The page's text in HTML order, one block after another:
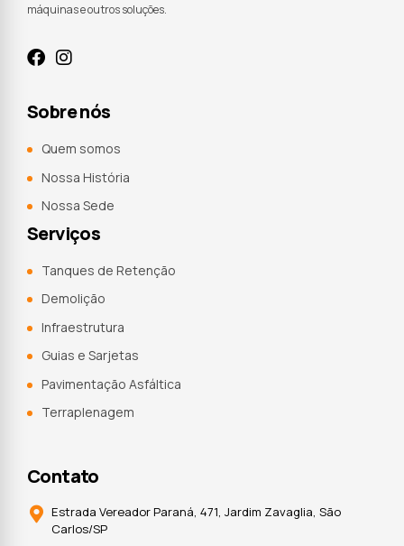
máquinas e outros soluções.
Sobre nós
Quem somos
Nossa História
Nossa Sede
Serviços
Tanques de Retenção
Demolição
Infraestrutura
Guias e Sarjetas
Pavimentação Asfáltica
Terraplenagem
Contato
Estrada Vereador Paraná, 471, Jardim Zavaglia, São
Carlos/SP